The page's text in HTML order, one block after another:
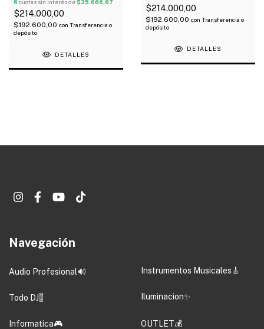
6 cuotas sin interés de$35.666,67
$214.000,00
$192.600,00 con Transferencia o
depósito
DETALLES
$214.000,00
$192.600,00 con Transferencia o
depósito
DETALLES
Navegación
Audio Profesional🔊 Instrumentos Musicales🎸
Todo DJ🎚️ Iluminacion✨
Informatica🎮 OUTLET💰